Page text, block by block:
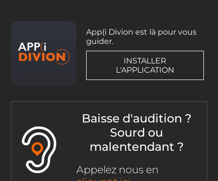
App(i Divion est là pour vous
guider.
INSTALLER
L'APPLICATION
Baisse d'audition ?
Sourd ou
malentendant ?
Appelez nous en